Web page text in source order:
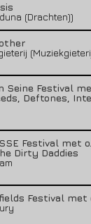
(Drachten))
Seine Festival
Deftones,
Festival met
Dirty Daddies
Festival met